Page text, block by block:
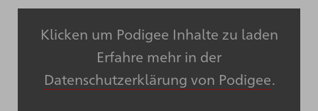
Klicken um Podigee Inhalte zu laden
Erfahre mehr in der
Datenschutzerklärung von Podigee.